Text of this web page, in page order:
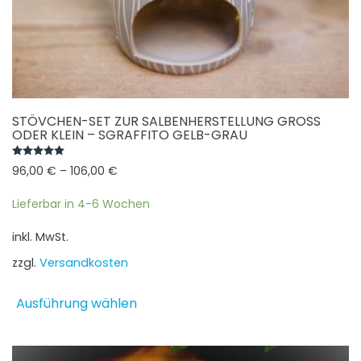
STÖVCHEN-SET ZUR SALBENHERSTELLUNG GROSS O
DER KLEIN – SGRAFFITO GELB-GRAU
96,00 € – 106,00 €
Lieferbar in 4-6 Wochen
inkl. MwSt.
zzgl. Versandkosten
Ausführung wählen
mehrere